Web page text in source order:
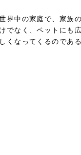
界中の家庭で、家族
でなく、ペットにも
くなってくるのであ